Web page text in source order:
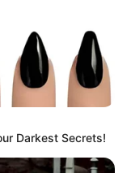
seriali „Billions
po przerwie
”.
Darkest Secrets!